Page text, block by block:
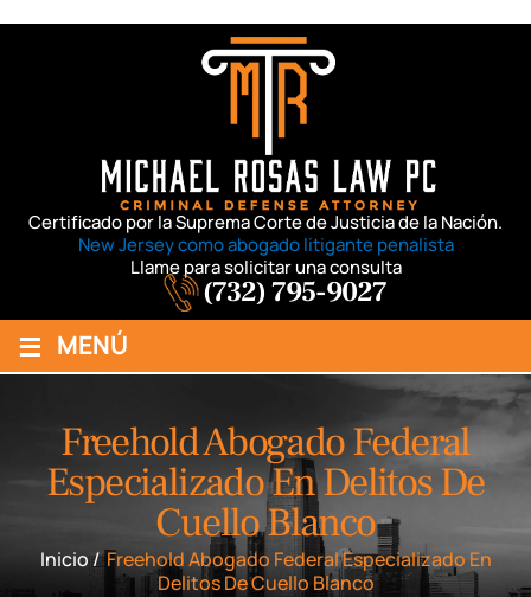
Certificado por la Suprema Corte de Justicia de la Nación.
New Jersey como abogado litigante penalista
Llame para solicitar una consulta
(732) 795-9027
≡ MENÚ
Freehold Abogado Federal
Especializado En Delitos De
Cuello Blanco
Inicio/Freehold Abogado Federal Especializado En
Delitos De Cuello Blanco